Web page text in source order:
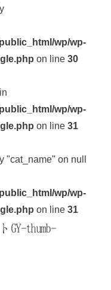
wp/wp-
on line 30
wp/wp-
on line 31
"cat_name" on null
wp/wp-
on line 31
GY-thumb-